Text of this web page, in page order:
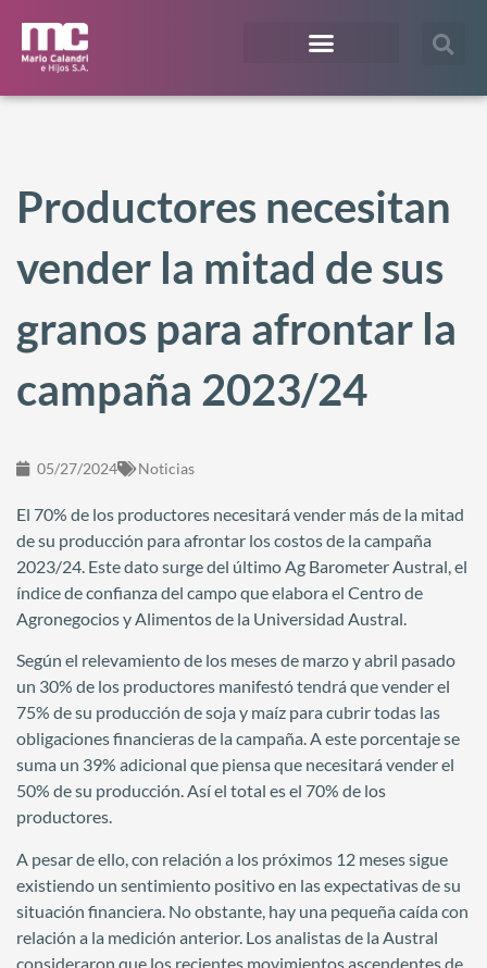
Productores necesitan
vender la mitad de sus
granos para afrontar la
campaña 2023/24
05/27/2024 Noticias
El 70% de los productores necesitará vender más de la mitad
de su producción para afrontar los costos de la campaña
2023/24. Este dato surge del último Ag Barometer Austral, el
índice de confianza del campo que elabora el Centro de
Agronegocios y Alimentos de la Universidad Austral.
Según el relevamiento de los meses de marzo y abril pasado
un 30% de los productores manifestó tendrá que vender el
75% de su producción de soja y maíz para cubrir todas las
obligaciones financieras de la campaña. A este porcentaje se
suma un 39% adicional que piensa que necesitará vender el
50% de su producción. Así el total es el 70% de los
productores.
A pesar de ello, con relación a los próximos 12 meses sigue
existiendo un sentimiento positivo en las expectativas de su
situación financiera. No obstante, hay una pequeña caída con
relación a la medición anterior. Los analistas de la Austral
consideraron que los recientes movimientos ascendentes de